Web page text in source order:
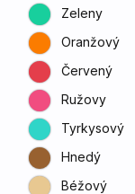
Zeleny
Oranžový
Červený
Ružovy
Tyrkysový
Hnedý
Béžový